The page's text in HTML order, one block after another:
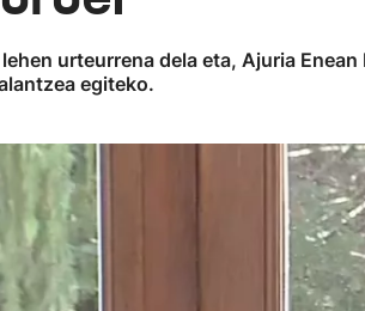
urteurrena dela eta, Ajuria
egiteko.